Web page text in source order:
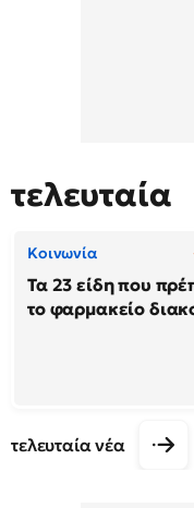
τελευταία
Κοινωνία
Τα 23 είδη που
το φαρμακείο
τελευταία νέα